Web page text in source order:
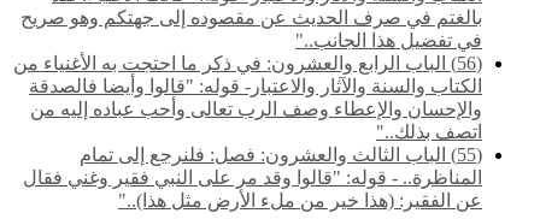
بالغتم في صرف الحديث عن مقصوده إلى جهتكم وهو صريح
في تفضيل هذا الجانب.."
(56) الباب الرابع والعشرون: في ذكر ما احتجت به الأغنياء من
الكتاب والسنة والآثار والاعتبار- قوله: "قالوا وأيضا فالصدقة
والإحسان والإعطاء وصف الرب تعالى وأحب عباده إليه من
اتصف بذلك.."
(55) ‌‌الباب الثالث والعشرون: فصل: فلنرجع إلى تمام
المناظرة.. - قوله: "قالوا وقد مر على النبي فقير وغني فقال
عن الفقير: (هذا خير من ملء الأرض مثل هذا).."